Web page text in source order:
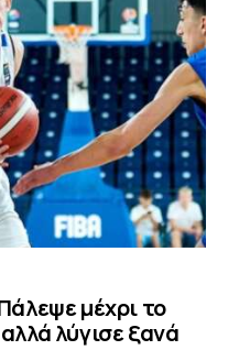
μέχρι το
λύγισε ξανά